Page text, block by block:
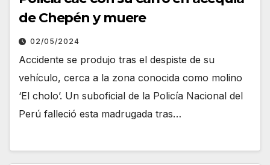
de Chepén y muere
02/05/2024
Accidente se produjo tras el despiste de su
vehículo, cerca a la zona conocida como molino
‘El cholo’. Un suboficial de la Policía Nacional del
Perú falleció esta madrugada tras…